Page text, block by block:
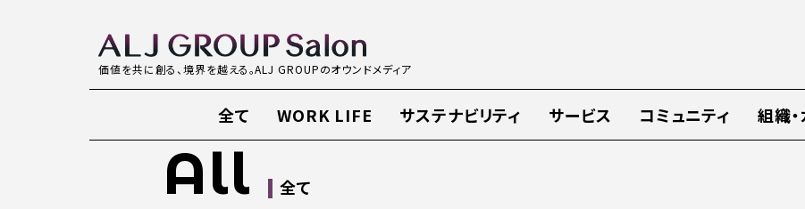
価値を共に創る、境界を越える。ALJ GROUPのオウンドメディア
全て WORK LIFE サステナビリティ サービス コミュニティ 組織
All 全て